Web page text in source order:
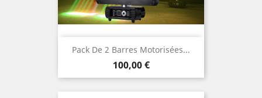
Pack De 2 Barres Motorisées...
Prix
100,00 €